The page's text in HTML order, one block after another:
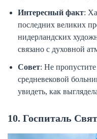
Интересный факт:
последних великих
нидерландских
связано с духовной
Совет: Не
средневековой
увидеть, как
10. Госпиталь